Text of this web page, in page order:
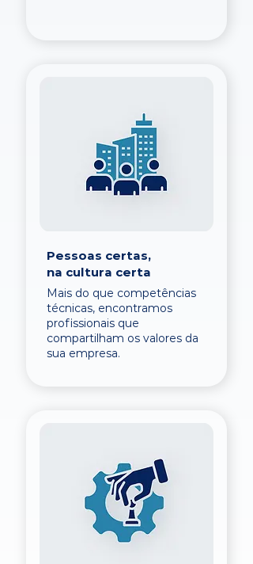
Pessoas certas,
na cultura certa
Mais do que competências
técnicas, encontramos
profissionais que
compartilham os valores da
sua empresa.